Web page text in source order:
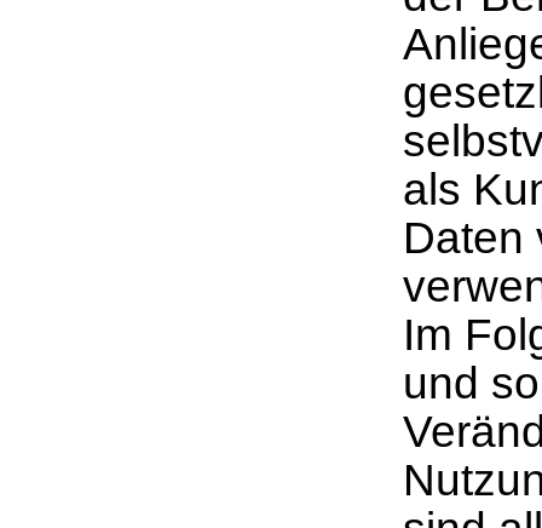
als
Daten
Im
und